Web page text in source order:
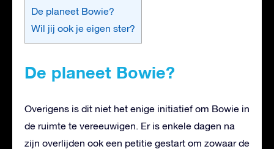
De planeet Bowie?
Wil jij ook je eigen ster?
De planeet Bowie?
Overigens is dit niet het enige initiatief om Bowie in
de ruimte te vereeuwigen. Er is enkele dagen na
zijn overlijden ook een petitie gestart om zowaar de